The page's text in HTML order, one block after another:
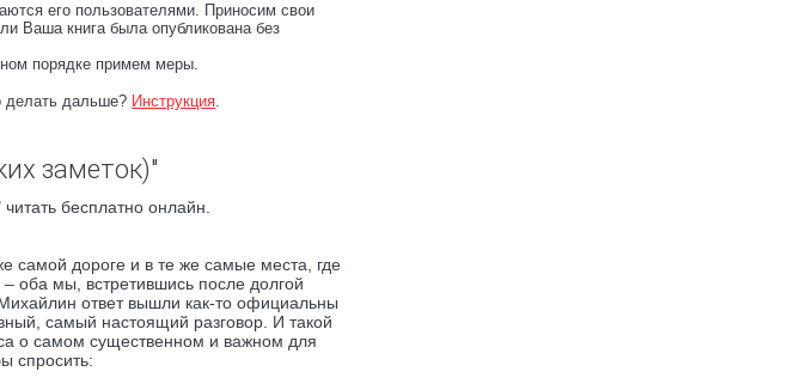
его пользователями. Приносим свои
Ваша книга была опубликована без
порядке примем меры.
делать дальше? Инструкция.
заметок)"
бесплатно онлайн.
самой дороге и в те же самые места, где
оба мы, встретившись после долгой
ответ вышли как-то официальны
самый настоящий разговор. И такой
о самом существенном и важном для
спросить: